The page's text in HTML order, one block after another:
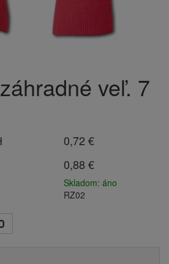
veľ. 7
0,72 €
0,88 €
Skladom: áno
RZ02